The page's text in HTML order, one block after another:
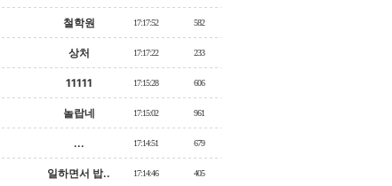
철학원 17:17:52 582
상처 17:17:22 233
11111 17:15:28 606
놀랍네 17:15:02 961
... 17:14:51 679
일하면서 밥.. 17:14:46 405